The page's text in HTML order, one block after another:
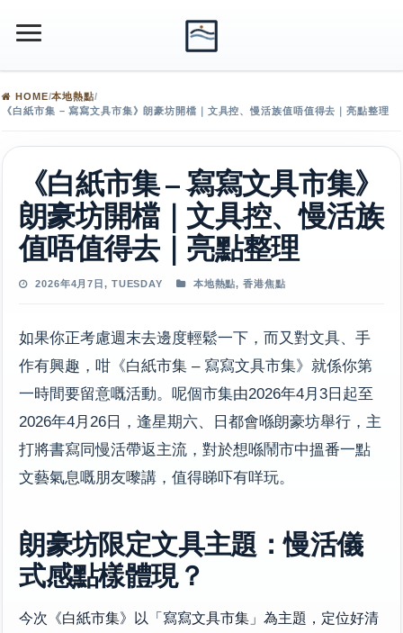
HOME/本地熱點/
《白紙市集 – 寫寫文具市集》朗豪坊開檔｜文具控、慢活族值唔值得去｜亮點整理
《白紙市集 – 寫寫文具市集》
朗豪坊開檔｜文具控、慢活族
值唔值得去｜亮點整理
2026年4月7日, TUESDAY 本地熱點,香港焦點
如果你正考慮週末去邊度輕鬆一下，而又對文具、手
作有興趣，咁《白紙市集 – 寫寫文具市集》就係你第
一時間要留意嘅活動。呢個市集由2026年4月3日起至
2026年4月26日，逢星期六、日都會喺朗豪坊舉行，主
打將書寫同慢活帶返主流，對於想喺鬧市中搵番一點
文藝氣息嘅朋友嚟講，值得睇吓有咩玩。
朗豪坊限定文具主題：慢活儀
式感點樣體現？
今次《白紙市集》以「寫寫文具市集」為主題，定位好清